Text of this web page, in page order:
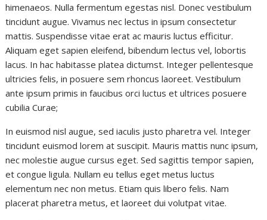
himenaeos. Nulla fermentum egestas nisl. Donec vestibulum
tincidunt augue. Vivamus nec lectus in ipsum consectetur
mattis. Suspendisse vitae erat ac mauris luctus efficitur.
Aliquam eget sapien eleifend, bibendum lectus vel, lobortis
lacus. In hac habitasse platea dictumst. Integer pellentesque
ultricies felis, in posuere sem rhoncus laoreet. Vestibulum
ante ipsum primis in faucibus orci luctus et ultrices posuere
cubilia Curae;
In euismod nisl augue, sed iaculis justo pharetra vel. Integer
tincidunt euismod lorem at suscipit. Mauris mattis nunc ipsum,
nec molestie augue cursus eget. Sed sagittis tempor sapien,
et congue ligula. Nullam eu tellus eget metus luctus
elementum nec non metus. Etiam quis libero felis. Nam
placerat pharetra metus, et laoreet dui volutpat vitae.